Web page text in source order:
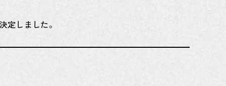
定しました。